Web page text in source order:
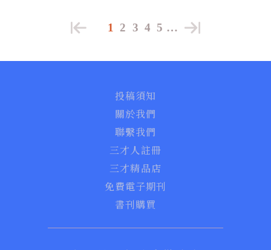
1 2 3 4 5 …
投稿須知
關於我們
聯繫我們
三才人註冊
三才精品店
免費電子期刊
書刊購買